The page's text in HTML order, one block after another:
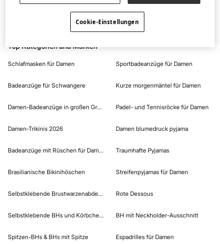
Women'secret. Schnapp dir jetzt deine Favoriten!
Top Kategorien und Marken
Schlafmasken für Damen
Badeanzüge für Schwangere
Damen-Badeanzüge in großen Größen
Damen-Trikinis 2026
Badeanzüge mit Rüschen für Damen
Brasilianische Bikinihöschen
Selbstklebende Brustwarzenabdeckungen
Selbstklebende BHs und Körbchen für Damen
Spitzen-BHs & BHs mit Spitze
Sportbadeanzüge für Damen
Kurze morgenmäntel für Damen
Padel- und Tennisröcke für Damen
Damen blumedruck pyjama
Traumhafte Pyjamas
Streifenpyjamas für Damen
Rote Dessous
BH mit Neckholder-Ausschnitt
Espadrilles für Damen
Cookie-Einstellungen